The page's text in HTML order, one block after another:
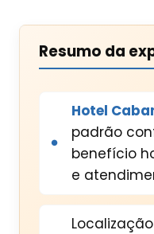
Resumo da
Hotel
padrão
benefício
e